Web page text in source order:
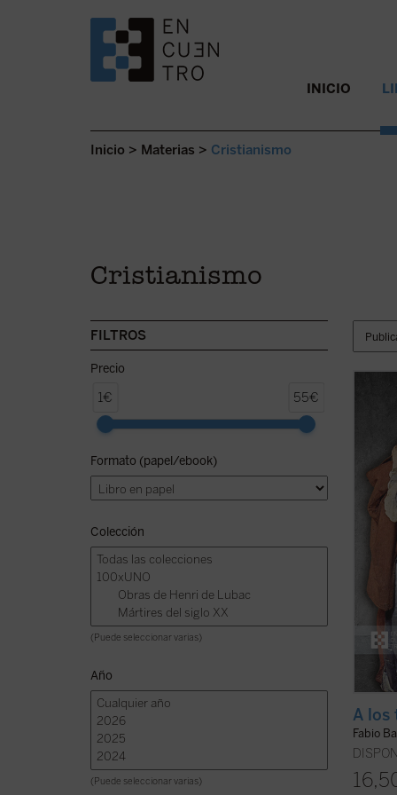
SALTAR AL CONTENIDO. INICIO
Inicio > Materias > Cristianismo
Cristianismo
FILTROS
Precio
1€ 55€
Formato (papel/ebook)
Colección
(Puede seleccionar varias)
Año
(Puede seleccionar varias)
En el
libro
a la
A los
Fabio